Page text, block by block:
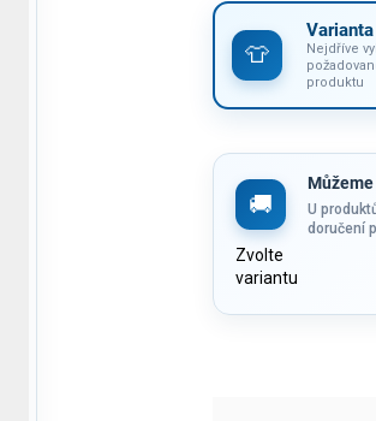
Nejdříve
produktu
Zvolte
variantu
U
doručení